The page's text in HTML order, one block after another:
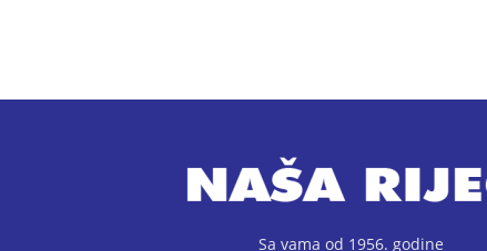
Sa vama od 1956. godine